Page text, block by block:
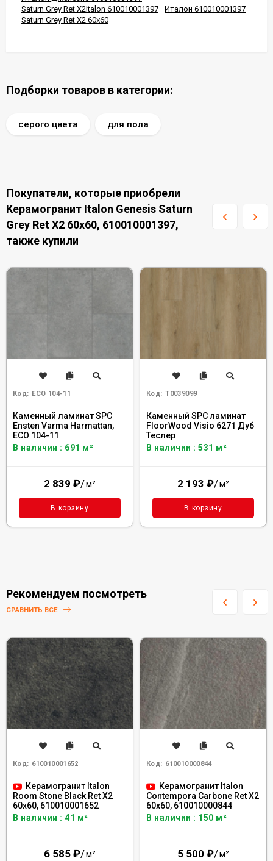
Saturn Grey Ret X2Italon 610010001397
Италон 610010001397
Saturn Grey Ret X2 60x60
Подборки товаров в категории:
серого цвета для пола
Покупатели, которые приобрели
Керамогранит Italon Genesis Saturn
Grey Ret X2 60x60, 610010001397,
также купили
Код: ECO 104-11
Каменный ламинат SPC
Ensten Varma Harmattan,
ECO 104-11
В наличии : 691 м²
2 839 ₽/м²
В корзину
Код: Т0039099
Каменный SPC ламинат
FloorWood Visio 6271 Дуб
Теслер
В наличии : 531 м²
2 193 ₽/м²
В корзину
Рекомендуем посмотреть
СРАВНИТЬ ВСЕ
Код: 610010001652
Керамогранит Italon
Room Stone Black Ret X2
60x60, 610010001652
В наличии : 41 м²
6 585 ₽/м²
Код: 610010000844
Керамогранит Italon
Contempora Carbone Ret X2
60x60, 610010000844
В наличии : 150 м²
5 500 ₽/м²